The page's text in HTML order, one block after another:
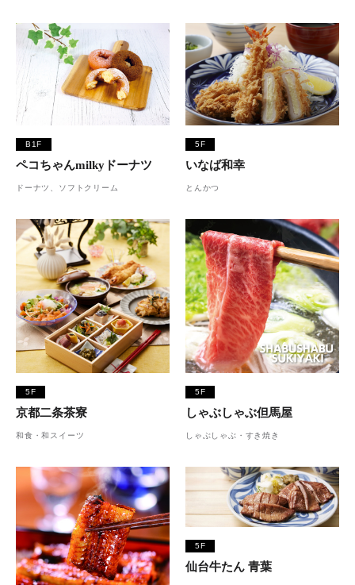
B1F
ペコちゃんmilkyドーナツ
ドーナツ、ソフトクリーム
5F
いなば和幸
とんかつ
5F
京都二条茶寮
和食・和スイーツ
5F
しゃぶしゃぶ但馬屋
しゃぶしゃぶ・すき焼き
5F
仙台牛たん 青葉